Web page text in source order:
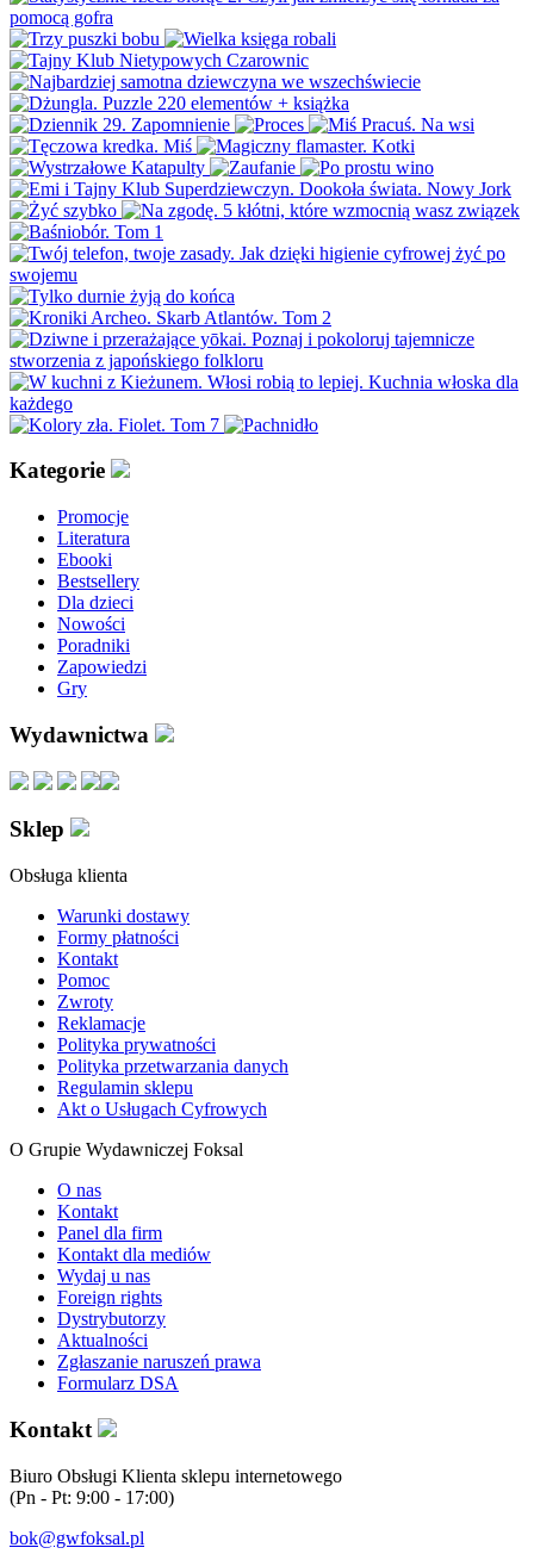
Kategorie
Promocje
Literatura
Ebooki
Bestsellery
Dla dzieci
Nowości
Poradniki
Zapowiedzi
Gry
Wydawnictwa
Sklep
Obsługa klienta
Warunki dostawy
Formy płatności
Kontakt
Pomoc
Zwroty
Reklamacje
Polityka prywatności
Polityka przetwarzania danych
Regulamin sklepu
Akt o Usługach Cyfrowych
O Grupie Wydawniczej Foksal
O nas
Kontakt
Panel dla firm
Kontakt dla mediów
Wydaj u nas
Foreign rights
Dystrybutorzy
Aktualności
Zgłaszanie naruszeń prawa
Formularz DSA
Kontakt
Biuro Obsługi Klienta sklepu internetowego
(Pn - Pt: 9:00 - 17:00)
bok@gwfoksal.pl